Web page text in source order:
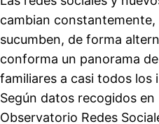
cambian
sucumben, de forma
conforma un panorama
familiares a casi todos los
Según datos recogidos en
Observatorio Redes